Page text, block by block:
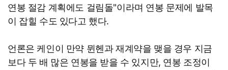
연봉 절감 계획에도 걸림돌"이라며 연봉 문제에 발목
이 잡힐 수도 있다고 했다.
언론은 케인이 만약 뮌헨과 재계약을 맺을 경우 지금
보다 두 배 많은 연봉을 받을 수 있지만, 연봉 조정이